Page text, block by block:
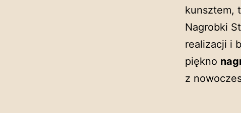
kunsztem,
Nagrobki
realizacji i
piękno
z